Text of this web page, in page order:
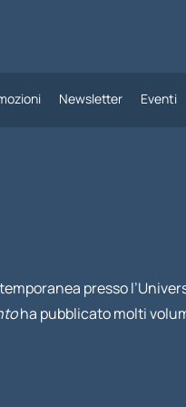
Newsletter Eventi
presso
ha pubblicato molti